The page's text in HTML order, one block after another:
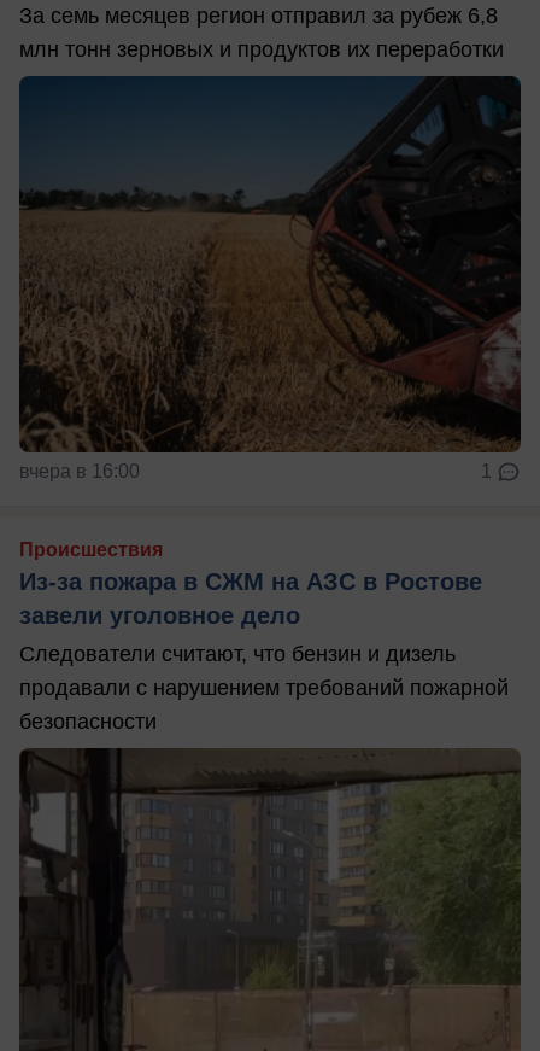
За семь месяцев регион отправил за рубеж 6,8
млн тонн зерновых и продуктов их переработки
вчера в 16:00 1
Происшествия
Из-за пожара в СЖМ на АЗС в Ростове
завели уголовное дело
Следователи считают, что бензин и дизель
продавали с нарушением требований пожарной
безопасности